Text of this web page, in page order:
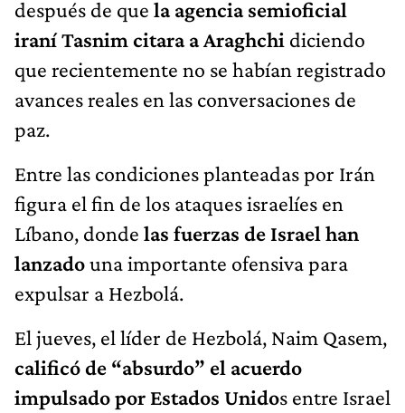
después de que la agencia semioficial
iraní Tasnim citara a Araghchi diciendo
que recientemente no se habían registrado
avances reales en las conversaciones de
paz.
Entre las condiciones planteadas por Irán
figura el fin de los ataques israelíes en
Líbano, donde las fuerzas de Israel han
lanzadouna importante ofensiva para
expulsar a Hezbolá.
El jueves, el líder de Hezbolá, Naim Qasem,
calificó de “absurdo” el acuerdo
impulsado por Estados Unidos entre Israel